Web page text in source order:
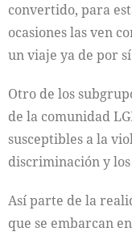
convertido, para
ocasiones las ven
un viaje ya de por sí
Otro de los
de la comunidad
susceptibles a la
discriminación y
Así parte de la
que se embarcan